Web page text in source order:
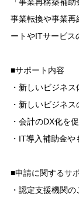
「事業再構築補
事業転換や事業再
ートやITサービス
■サポート内容
・新しいビジネ
・新しいビジネ
・会計のDX化を
・IT導入補助金
■申請に関するサ
・認定支援機関の